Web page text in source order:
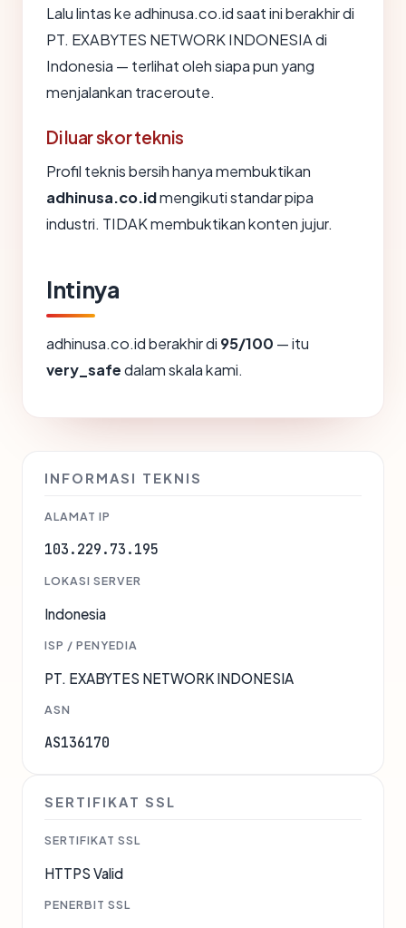
Lalu lintas ke adhinusa.co.id saat ini berakhir di
PT. EXABYTES NETWORK INDONESIA di
Indonesia — terlihat oleh siapa pun yang
menjalankan traceroute.
Di luar skor teknis
Profil teknis bersih hanya membuktikan
adhinusa.co.idmengikuti standar pipa
industri. TIDAK membuktikan konten jujur.
Intinya
adhinusa.co.id berakhir di 95/100 — itu
very_safedalam skala kami.
INFORMASI TEKNIS
ALAMAT IP
103.229.73.195
LOKASI SERVER
Indonesia
ISP / PENYEDIA
PT. EXABYTES NETWORK INDONESIA
ASN
AS136170
SERTIFIKAT SSL
SERTIFIKAT SSL
HTTPS Valid
PENERBIT SSL